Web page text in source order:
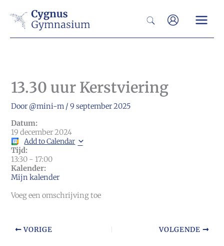
naar
Zoeken
13.30 uur Kerstviering
Door @mini-m /9 september 2025
Datum:
19 december 2024
Add to Calendar
Tijd:
13:30 - 17:00
Kalender:
Mijn kalender
Voeg een omschrijving toe
VORIGE VOLGENDE